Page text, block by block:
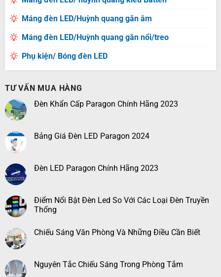
Máng đèn LED/Huỳnh quang gắn âm
Máng đèn LED/Huỳnh quang gắn nổi/treo
Phụ kiện/ Bóng đèn LED
TƯ VẤN MUA HÀNG
Đèn Khẩn Cấp Paragon Chính Hãng 2023
Bảng Giá Đèn LED Paragon 2024
Đèn LED Paragon Chính Hãng 2023
Điểm Nổi Bật Đèn Led So Với Các Loại Đèn Truyền
Thống
Chiếu Sáng Văn Phòng Và Những Điều Cần Biết
Nguyên Tắc Chiếu Sáng Trong Phòng Tắm